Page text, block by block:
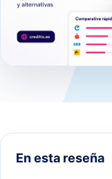
En esta reseña